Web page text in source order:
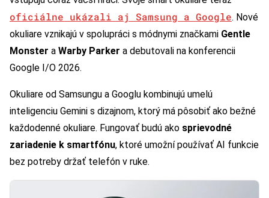
oficiálne ukázali aj Samsung a Google. Nové
okuliare vznikajú v spolupráci s módnymi značkami Gentle
Monster a Warby Parker a debutovali na konferencii
Google I/O 2026.
Okuliare od Samsungu a Googlu kombinujú umelú
inteligenciu Gemini s dizajnom, ktorý má pôsobiť ako bežné
každodenné okuliare. Fungovať budú ako sprievodné
zariadenie k smartfónu, ktoré umožní používať AI funkcie
bez potreby držať telefón v ruke.